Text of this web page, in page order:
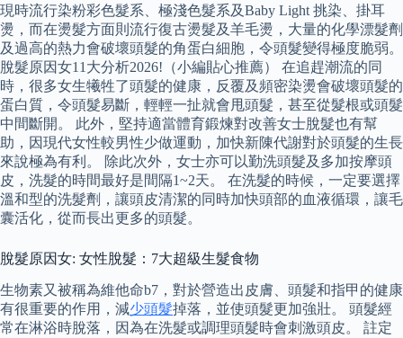
現時流行染粉彩色髮系、極淺色髮系及Baby Light 挑染、掛耳
燙，而在燙髮方面則流行復古燙髮及羊毛燙，大量的化學漂髮劑
及過高的熱力會破壞頭髮的角蛋白細胞，令頭髮變得極度脆弱。
脫髮原因女11大分析2026!（小編貼心推薦） 在追趕潮流的同
時，很多女生犧牲了頭髮的健康，反覆及頻密染燙會破壞頭髮的
蛋白質，令頭髮易斷，輕輕一扯就會甩頭髮，甚至從髮根或頭髮
中間斷開。 此外，堅持適當體育鍛煉對改善女士脫髮也有幫
助，因現代女性較男性少做運動，加快新陳代謝對於頭髮的生長
來說極為有利。 除此次外，女士亦可以勤洗頭髮及多加按摩頭
皮，洗髮的時間最好是間隔1~2天。 在洗髮的時候，一定要選擇
溫和型的洗髮劑，讓頭皮清潔的同時加快頭部的血液循環，讓毛
囊活化，從而長出更多的頭髮。
脫髮原因女: 女性脫髮：7大超級生髮食物
生物素又被稱為維他命b7，對於營造出皮膚、頭髮和指甲的健康
有很重要的作用，減少頭髮掉落，並使頭髮更加強壯。 頭髮經
常在淋浴時脫落，因為在洗髮或調理頭髮時會刺激頭皮。 註定